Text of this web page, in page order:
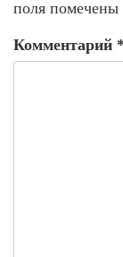
поля помечены
Комментарий *